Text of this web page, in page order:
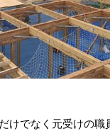
けでなく元受けの職